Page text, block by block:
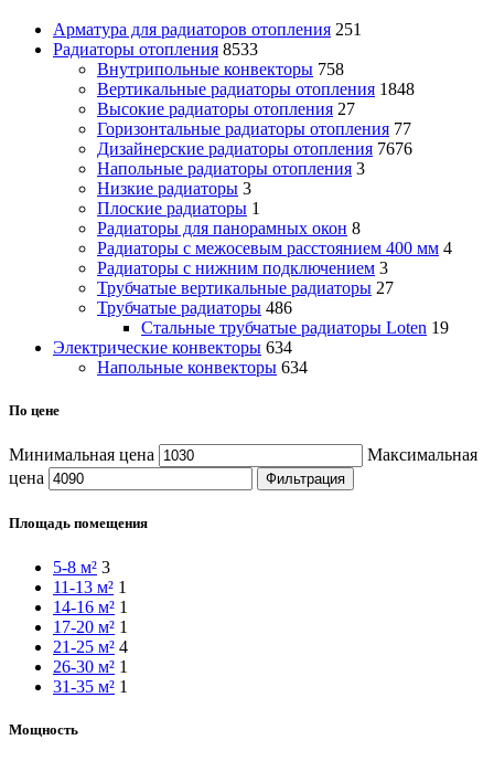
Арматура для радиаторов отопления 251
Радиаторы отопления 8533
Внутрипольные конвекторы 758
Вертикальные радиаторы отопления 1848
Высокие радиаторы отопления 27
Горизонтальные радиаторы отопления 77
Дизайнерские радиаторы отопления 7676
Напольные радиаторы отопления 3
Низкие радиаторы 3
Плоские радиаторы 1
Радиаторы для панорамных окон 8
Радиаторы с межосевым расстоянием 400 мм 4
Радиаторы с нижним подключением 3
Трубчатые вертикальные радиаторы 27
Трубчатые радиаторы 486
Cтальные трубчатые радиаторы Loten 19
Электрические конвекторы 634
Напольные конвекторы 634
По цене
Минимальная цена
Максимальная
цена
Фильтрация
Площадь помещения
5-8 м² 3
11-13 м² 1
14-16 м² 1
17-20 м² 1
21-25 м² 4
26-30 м² 1
31-35 м² 1
Мощность